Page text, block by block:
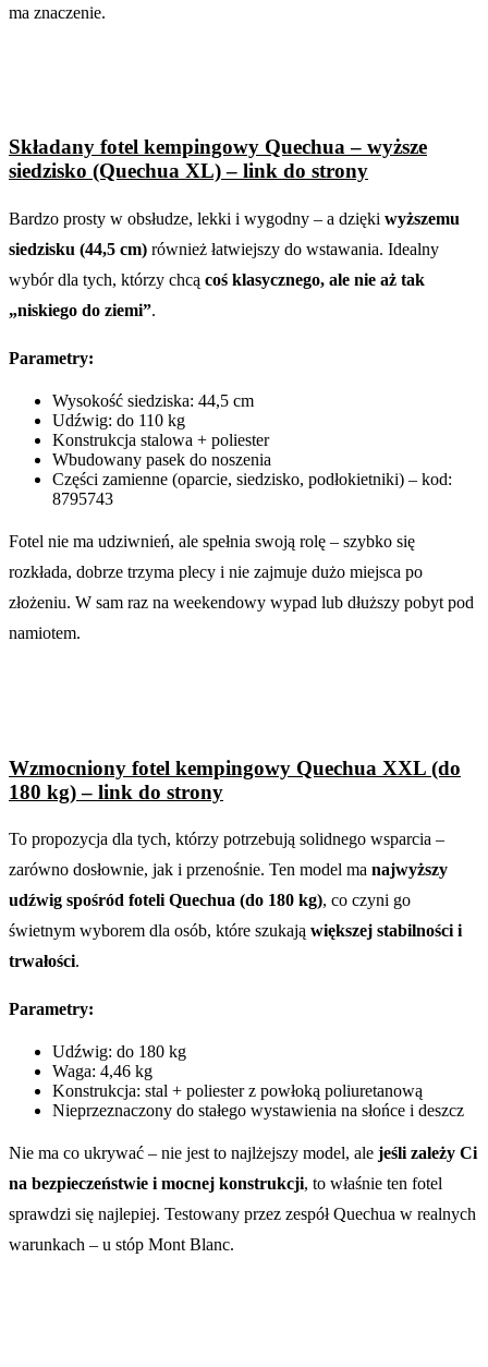
ma znaczenie.
Składany fotel kempingowy Quechua – wyższe
siedzisko (Quechua XL) – link do strony
Bardzo prosty w obsłudze, lekki i wygodny – a dzięki wyższemu
siedzisku (44,5 cm) również łatwiejszy do wstawania. Idealny
wybór dla tych, którzy chcą coś klasycznego, ale nie aż tak
„niskiego do ziemi”.
Parametry:
Wysokość siedziska: 44,5 cm
Udźwig: do 110 kg
Konstrukcja stalowa + poliester
Wbudowany pasek do noszenia
Części zamienne (oparcie, siedzisko, podłokietniki) – kod:
8795743
Fotel nie ma udziwnień, ale spełnia swoją rolę – szybko się
rozkłada, dobrze trzyma plecy i nie zajmuje dużo miejsca po
złożeniu. W sam raz na weekendowy wypad lub dłuższy pobyt pod
namiotem.
Wzmocniony fotel kempingowy Quechua XXL (do
180 kg) – link do strony
To propozycja dla tych, którzy potrzebują solidnego wsparcia –
zarówno dosłownie, jak i przenośnie. Ten model ma najwyższy
udźwig spośród foteli Quechua (do 180 kg), co czyni go
świetnym wyborem dla osób, które szukają większej stabilności i
trwałości.
Parametry:
Udźwig: do 180 kg
Waga: 4,46 kg
Konstrukcja: stal + poliester z powłoką poliuretanową
Nieprzeznaczony do stałego wystawienia na słońce i deszcz
Nie ma co ukrywać – nie jest to najlżejszy model, ale jeśli zależy Ci
na bezpieczeństwie i mocnej konstrukcji, to właśnie ten fotel
sprawdzi się najlepiej. Testowany przez zespół Quechua w realnych
warunkach – u stóp Mont Blanc.